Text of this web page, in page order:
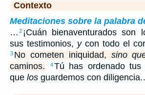
Contexto
Meditaciones sobre la palabra
… 2 ¡Cuán bienaventurados son
sus testimonios, ycon todo el
3 No cometen iniquidad, sino
caminos.
4 Tú has ordenado tus
que los guardemos con